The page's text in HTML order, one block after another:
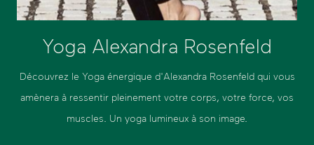
Yoga Alexandra Rosenfeld
Découvrez le Yoga énergique d'Alexandra Rosenfeld qui vous
amènera à ressentir pleinement votre corps, votre force, vos
muscles. Un yoga lumineux à son image.